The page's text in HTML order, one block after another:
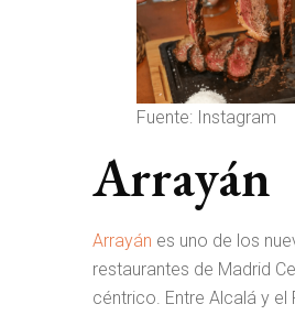
Fuente: Instagram
Arrayán
Arrayán es uno de los
restaurantes de Madrid
céntrico. Entre Alcalá y el